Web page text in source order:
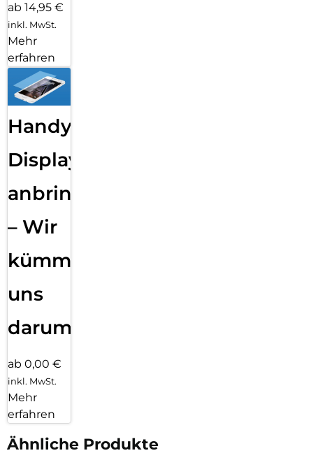
ab 14,95 €
inkl. MwSt.
Mehr
erfahren
Handy
Displayfolie
anbringen
– Wir
kümmern
uns
darum!
ab 0,00 €
inkl. MwSt.
Mehr
erfahren
Ähnliche Produkte